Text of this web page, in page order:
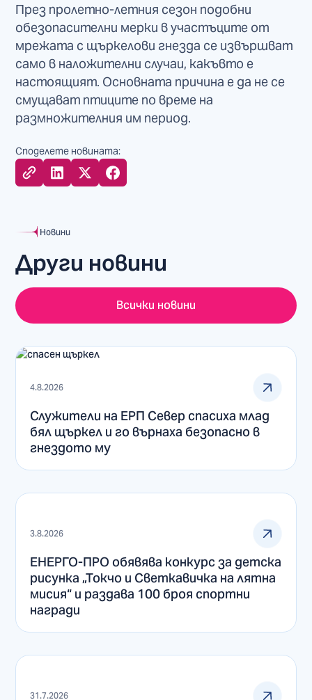
През пролетно-летния сезон подобни
обезопасителни мерки в участъците от
мрежата с щъркелови гнезда се извършват
само в наложителни случаи, какъвто е
настоящият. Основната причина е да не се
смущават птиците по време на
размножителния им период.
Споделете новината:
Новини
Други новини
Всички новини
4.8.2026
Служители на ЕРП Север спасиха млад
бял щъркел и го върнаха безопасно в
гнездото му
3.8.2026
ЕНЕРГО-ПРО обявява конкурс за детска
рисунка „Токчо и Светкавичка на лятна
мисия“ и раздава 100 броя спортни
награди
31.7.2026